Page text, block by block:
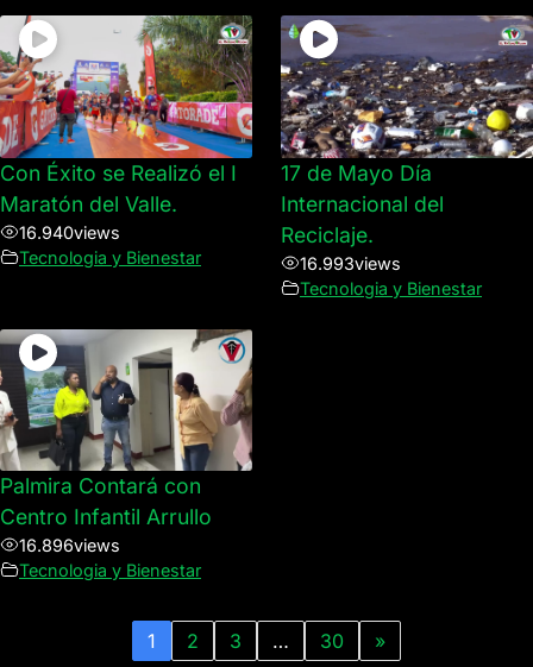
Con Éxito se Realizó el I
Maratón del Valle.
16.940views
Tecnologia y Bienestar
17 de Mayo Día
Internacional del
Reciclaje.
16.993views
Tecnologia y Bienestar
Palmira Contará con
Centro Infantil Arrullo
16.896views
Tecnologia y Bienestar
1 2 3 … 30 »